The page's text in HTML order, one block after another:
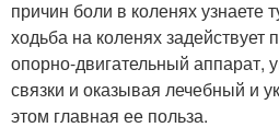
причин боли в коленях узнаете
ходьба на коленях задействует
опорно-двигательный
связки и оказывая лечебный и
этом главная ее польза.